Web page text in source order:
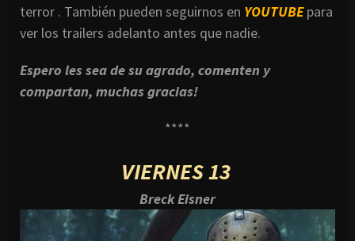
terror . También pueden seguirnos en YOUTUBE para
ver los trailers adelanto antes que nadie.
Espero les sea de su agrado, comenten y
compartan, muchas gracias!
****
VIERNES 13
Breck Eisner